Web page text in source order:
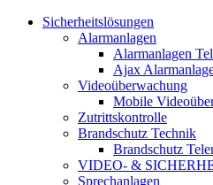
Sicherheitslösungen
Alarmanlagen
Alarmanlagen
Ajax
Videoüberwachung
Mobile
Zutrittskontrolle
Brandschutz Technik
Brandschutz
VIDEO- &
Sprechanlagen